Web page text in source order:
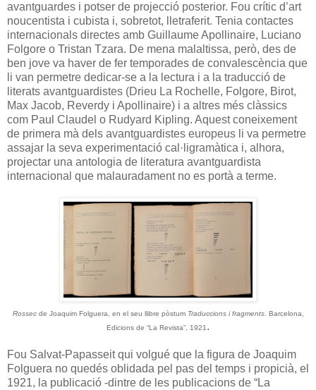
avantguardes i potser de projecció posterior. Fou crític d’art
noucentista i cubista i, sobretot, lletraferit. Tenia contactes
internacionals directes amb Guillaume Apollinaire, Luciano
Folgore o Tristan Tzara. De mena malaltissa, però, des de
ben jove va haver de fer temporades de convalescència que
li van permetre dedicar-se a la lectura i a la traducció de
literats avantguardistes (Drieu La Rochelle, Folgore, Birot,
Max Jacob, Reverdy i Apollinaire) i a altres més clàssics
com Paul Claudel o Rudyard Kipling. Aquest coneixement
de primera mà dels avantguardistes europeus li va permetre
assajar la seva experimentació cal·ligramàtica i, alhora,
projectar una antologia de literatura avantguardista
internacional que malauradament no es portà a terme.
Rossecde Joaquim Folguera, en el seu llibre pòstum Traduccions i fragments. Barcelona,
Edicions de “La Revista”, 1921 .
Fou Salvat-Papasseit qui volgué que la figura de Joaquim
Folguera no quedés oblidada pel pas del temps i propicià, el
1921, la publicació -dintre de les publicacions de “La